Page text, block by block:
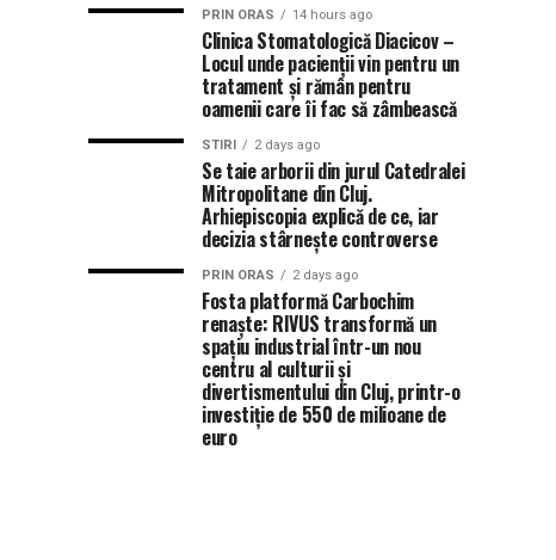
PRIN ORAS 14 hours ago
Clinica Stomatologică Diacicov –
Locul unde pacienții vin pentru un
tratament și rămân pentru
oamenii care îi fac să zâmbească
STIRI 2 days ago
Se taie arborii din jurul Catedralei
Mitropolitane din Cluj.
Arhiepiscopia explică de ce, iar
decizia stârnește controverse
PRIN ORAS 2 days ago
Fosta platformă Carbochim
renaște: RIVUS transformă un
spațiu industrial într-un nou
centru al culturii și
divertismentului din Cluj, printr-o
investiție de 550 de milioane de
euro